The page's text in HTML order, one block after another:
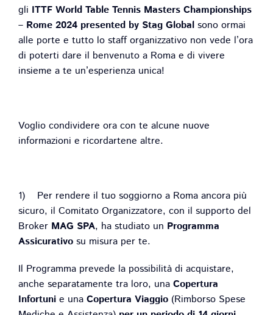
gli ITTF World Table Tennis Masters Championships
– Rome 2024 presented by Stag Global sono ormai
alle porte e tutto lo staff organizzativo non vede l’ora
di poterti dare il benvenuto a Roma e di vivere
insieme a te un’esperienza unica!
Voglio condividere ora con te alcune nuove
informazioni e ricordartene altre.
1) Per rendere il tuo soggiorno a Roma ancora più
sicuro, il Comitato Organizzatore, con il supporto del
Broker MAG SPA, ha studiato un Programma
Assicurativo su misura per te.
Il Programma prevede la possibilità di acquistare,
anche separatamente tra loro, una Copertura
Infortuni e una Copertura Viaggio (Rimborso Spese